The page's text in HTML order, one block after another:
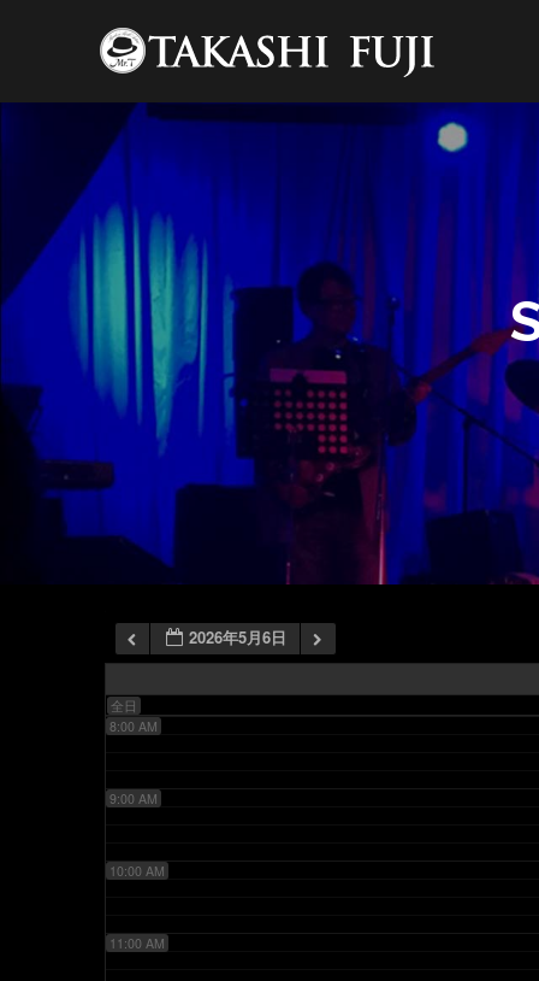
ツ
2026年5月6日
全日
12:00 AM
1:00 AM
2:00 AM
3:00 AM
4:00 AM
6:00 AM
7:00 AM
8:00 AM
9:00 AM
10:00 AM
11:00 AM